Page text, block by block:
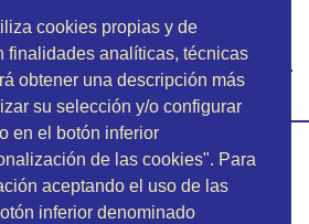
in Spain - Galletas Tirma
< LEER MÁS >
S.A. CIF. A35000280
cookies propias y de
finalidades analíticas, técnicas
obtener una descripción más
su selección y/o configurar
en el botón inferior
de las cookies". Para
aceptando el uso de las
inferior denominado